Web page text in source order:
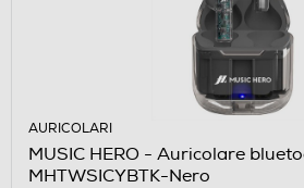
AURICOLARI
MUSIC HERO - Auricolare
MHTWSICYBTK-Nero